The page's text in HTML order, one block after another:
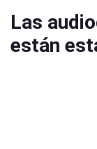
Las
están